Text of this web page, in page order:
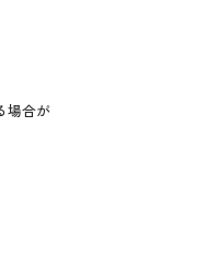
場合が